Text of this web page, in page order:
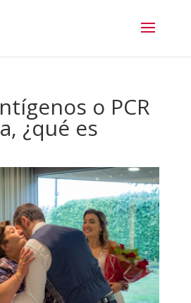
o PCR
¿qué es